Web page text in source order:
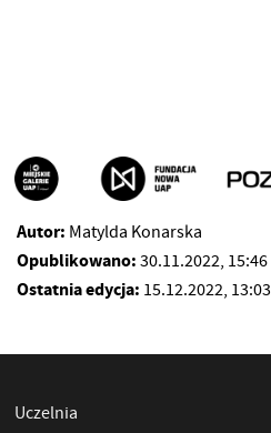
Autor: Matylda Konarska
Opublikowano: 30.11.2022, 15:46
Ostatnia edycja: 15.12.2022, 13:03
Uczelnia